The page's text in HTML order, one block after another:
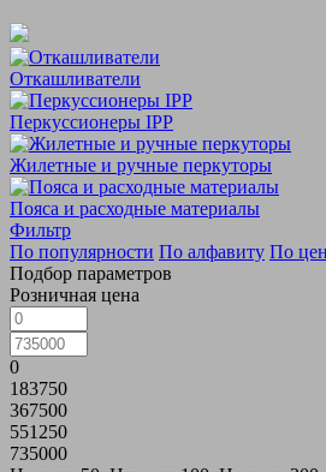
Откашливатели
Перкуссионеры IPP
Жилетные и ручные перкуторы
Пояса и расходные материалы
Фильтр
По популярности По алфавиту По
Подбор параметров
Розничная цена
0
183750
367500
551250
735000